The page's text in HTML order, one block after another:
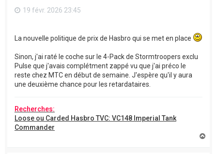
19 févr. 2026 23:45
La nouvelle politique de prix de Hasbro qui se met en place
Sinon, j'ai raté le coche sur le 4-Pack de Stormtroopers exclu
Pulse que j'avais complétment zappé vu que j'ai préco le
reste chez MTC en début de semaine. J'espère qu'il y aura
une deuxième chance pour les retardataires.
Recherches:
Loose ou Carded Hasbro TVC: VC148 Imperial Tank
Commander